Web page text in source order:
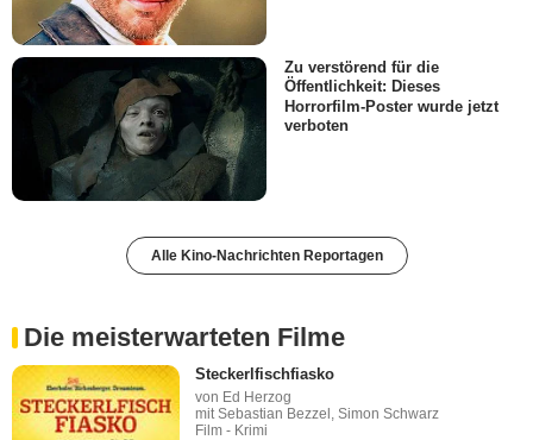
Zu verstörend für die
Öffentlichkeit: Dieses
Horrorfilm-Poster wurde jetzt
verboten
Alle Kino-Nachrichten Reportagen
Die meisterwarteten Filme
Steckerlfischfiasko
von Ed Herzog
mit Sebastian Bezzel, Simon Schwarz
Film - Krimi